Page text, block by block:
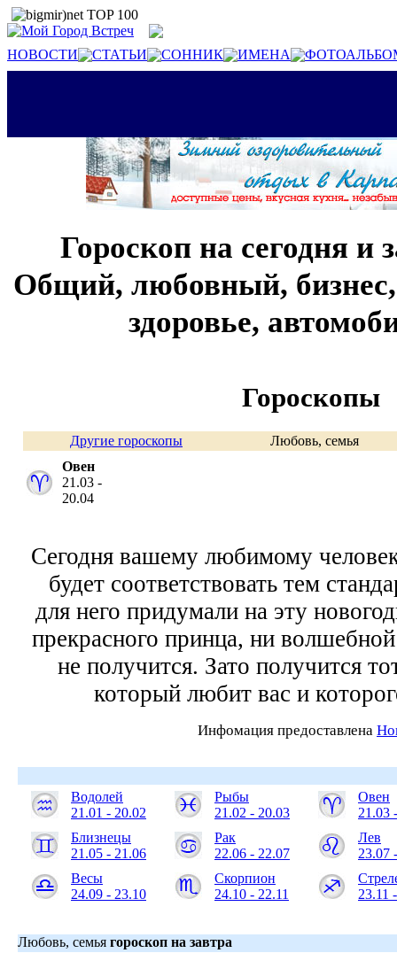
НОВОСТИ СТАТЬИ СОННИК ИМЕНА
Гороскоп на сегодня и
Общий, любовный,
здоровье,
Гороскопы
Другие гороскопы
Любовь, семья
Овен
21.03 -
20.04
Сегодня вашему любимому
будет соответствовать тем
для него придумали на эту
прекрасного принца, ни
не получится. Зато получится
который любит вас и
Инфомация предоставлена
Водолей
21.01 - 20.02
Рыбы
21.02 - 20.03
Овен
21.03
Близнецы
21.05 - 21.06
Рак
22.06 - 22.07
Лев
23.07
Весы
24.09 - 23.10
Скорпион
24.10 - 22.11
23.11
Любовь, семья гороскоп на завтра